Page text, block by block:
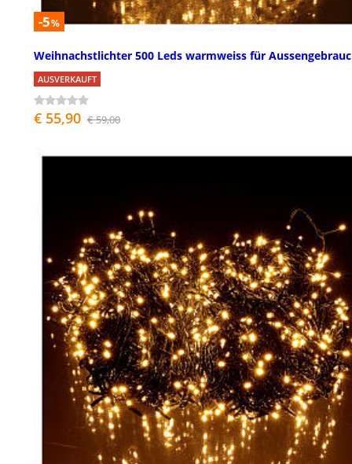
-5%
Weihnachstlichter 500 Leds warmweiss für
AUSVERKAUFT
€ 55,90 € 59,00